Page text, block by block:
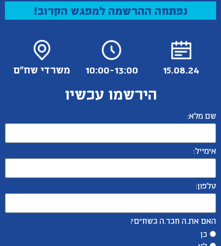
נפתחה ההרשמה למפגש הקרוב!
15.08.24
10:00-13:00 משרדי שח"ם
הירשמו עכשיו
שם מלא:
אימייל:
טלפון:
האם את.ה חבר.ה בשח"ם?
כן